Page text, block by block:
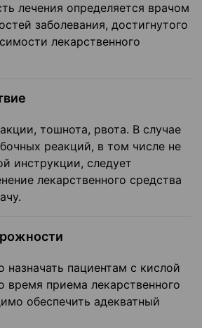
лечения определяется врачом
заболевания, достигнутого
лекарственного
тошнота, рвота. В случае
реакций, в том числе не
инструкции, следует
лекарственного средства
назначать пациентам с кислой
время приема лекарственного
обеспечить адекватный